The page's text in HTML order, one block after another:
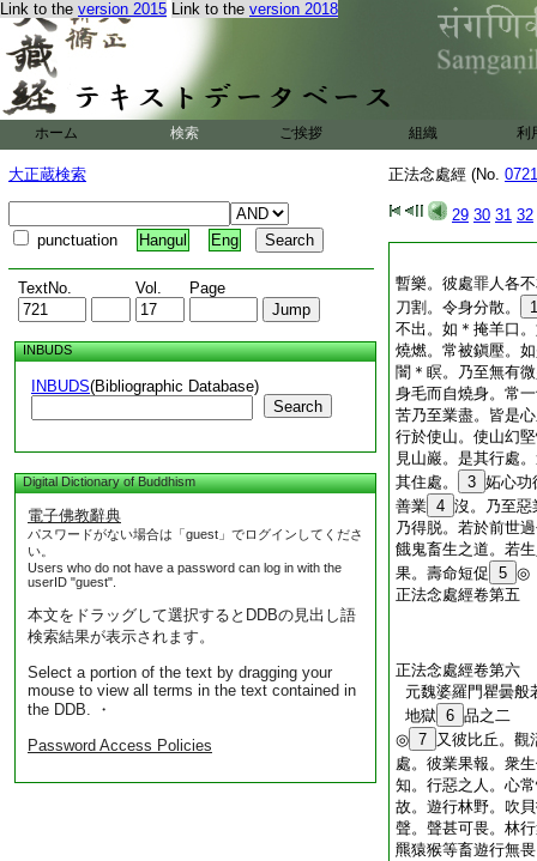
Link to the version 2015 Link to the version 2018
ホーム 検索 ご挨拶 組織 利
大正蔵検索
punctuation Hangul Eng
TextNo. Vol. Page
INBUDS
INBUDS(Bibliographic Database)
Search
Digital Dictionary of Buddhism
電子佛教辭典
パスワードがない場合は「guest」でログインしてくださ
い。
Users who do not have a password can log in with the
userID "guest".
本文をドラッグして選択するとDDBの見出し語
検索結果が表示されます。
Select a portion of the text by dragging your
mouse to view all terms in the text contained in
the DDB. ・
Password Access Policies
正法念處經 (No.
29 30 31 32
暫樂。彼處罪人各
刀割。令身分散。
1
不出。如＊掩羊口
燒燃。常被鎭壓。
闇＊瞑。乃至無有
身毛而自燒身。常
苦乃至業盡。皆是
行於使山。使山幻
見山巖。是其行處
其住處。
3 妬心功
善業 4 沒。乃至惡
乃得脱。若於前世
餓鬼畜生之道。若
果。壽命短促 5 ◎
正法念處經卷第五
正法念處經卷第六
元魏婆羅門瞿曇般
地獄 6 品之二
◎ 7 又彼比丘。觀
處。彼業果報。衆
知。行惡之人。心
故。遊行林野。吹
聲。聲甚可畏。林
羆猿猴等畜遊行無